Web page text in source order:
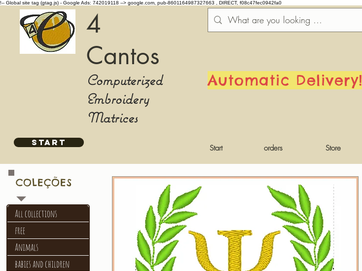
!-- Global site tag (gtag.js) - Google Ads: 742019118 --> google.com, pub-8601164987327663 , DIRECT, f08c47fec0942fa0
4
Cantos
Computerized
Embroidery
Matrices
Automatic Delivery!
START
Start orders Store
All collections
free
Animals
babies and children
COLEÇÕES